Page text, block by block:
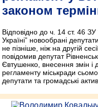
законом
Відповідно до ч. 14 ст. 46
Україні” новообрані
не пізніше, ніж на другій
повідомив депутат
Євтушенко, внесення змін і
регламенту міськради
депутати та громадські